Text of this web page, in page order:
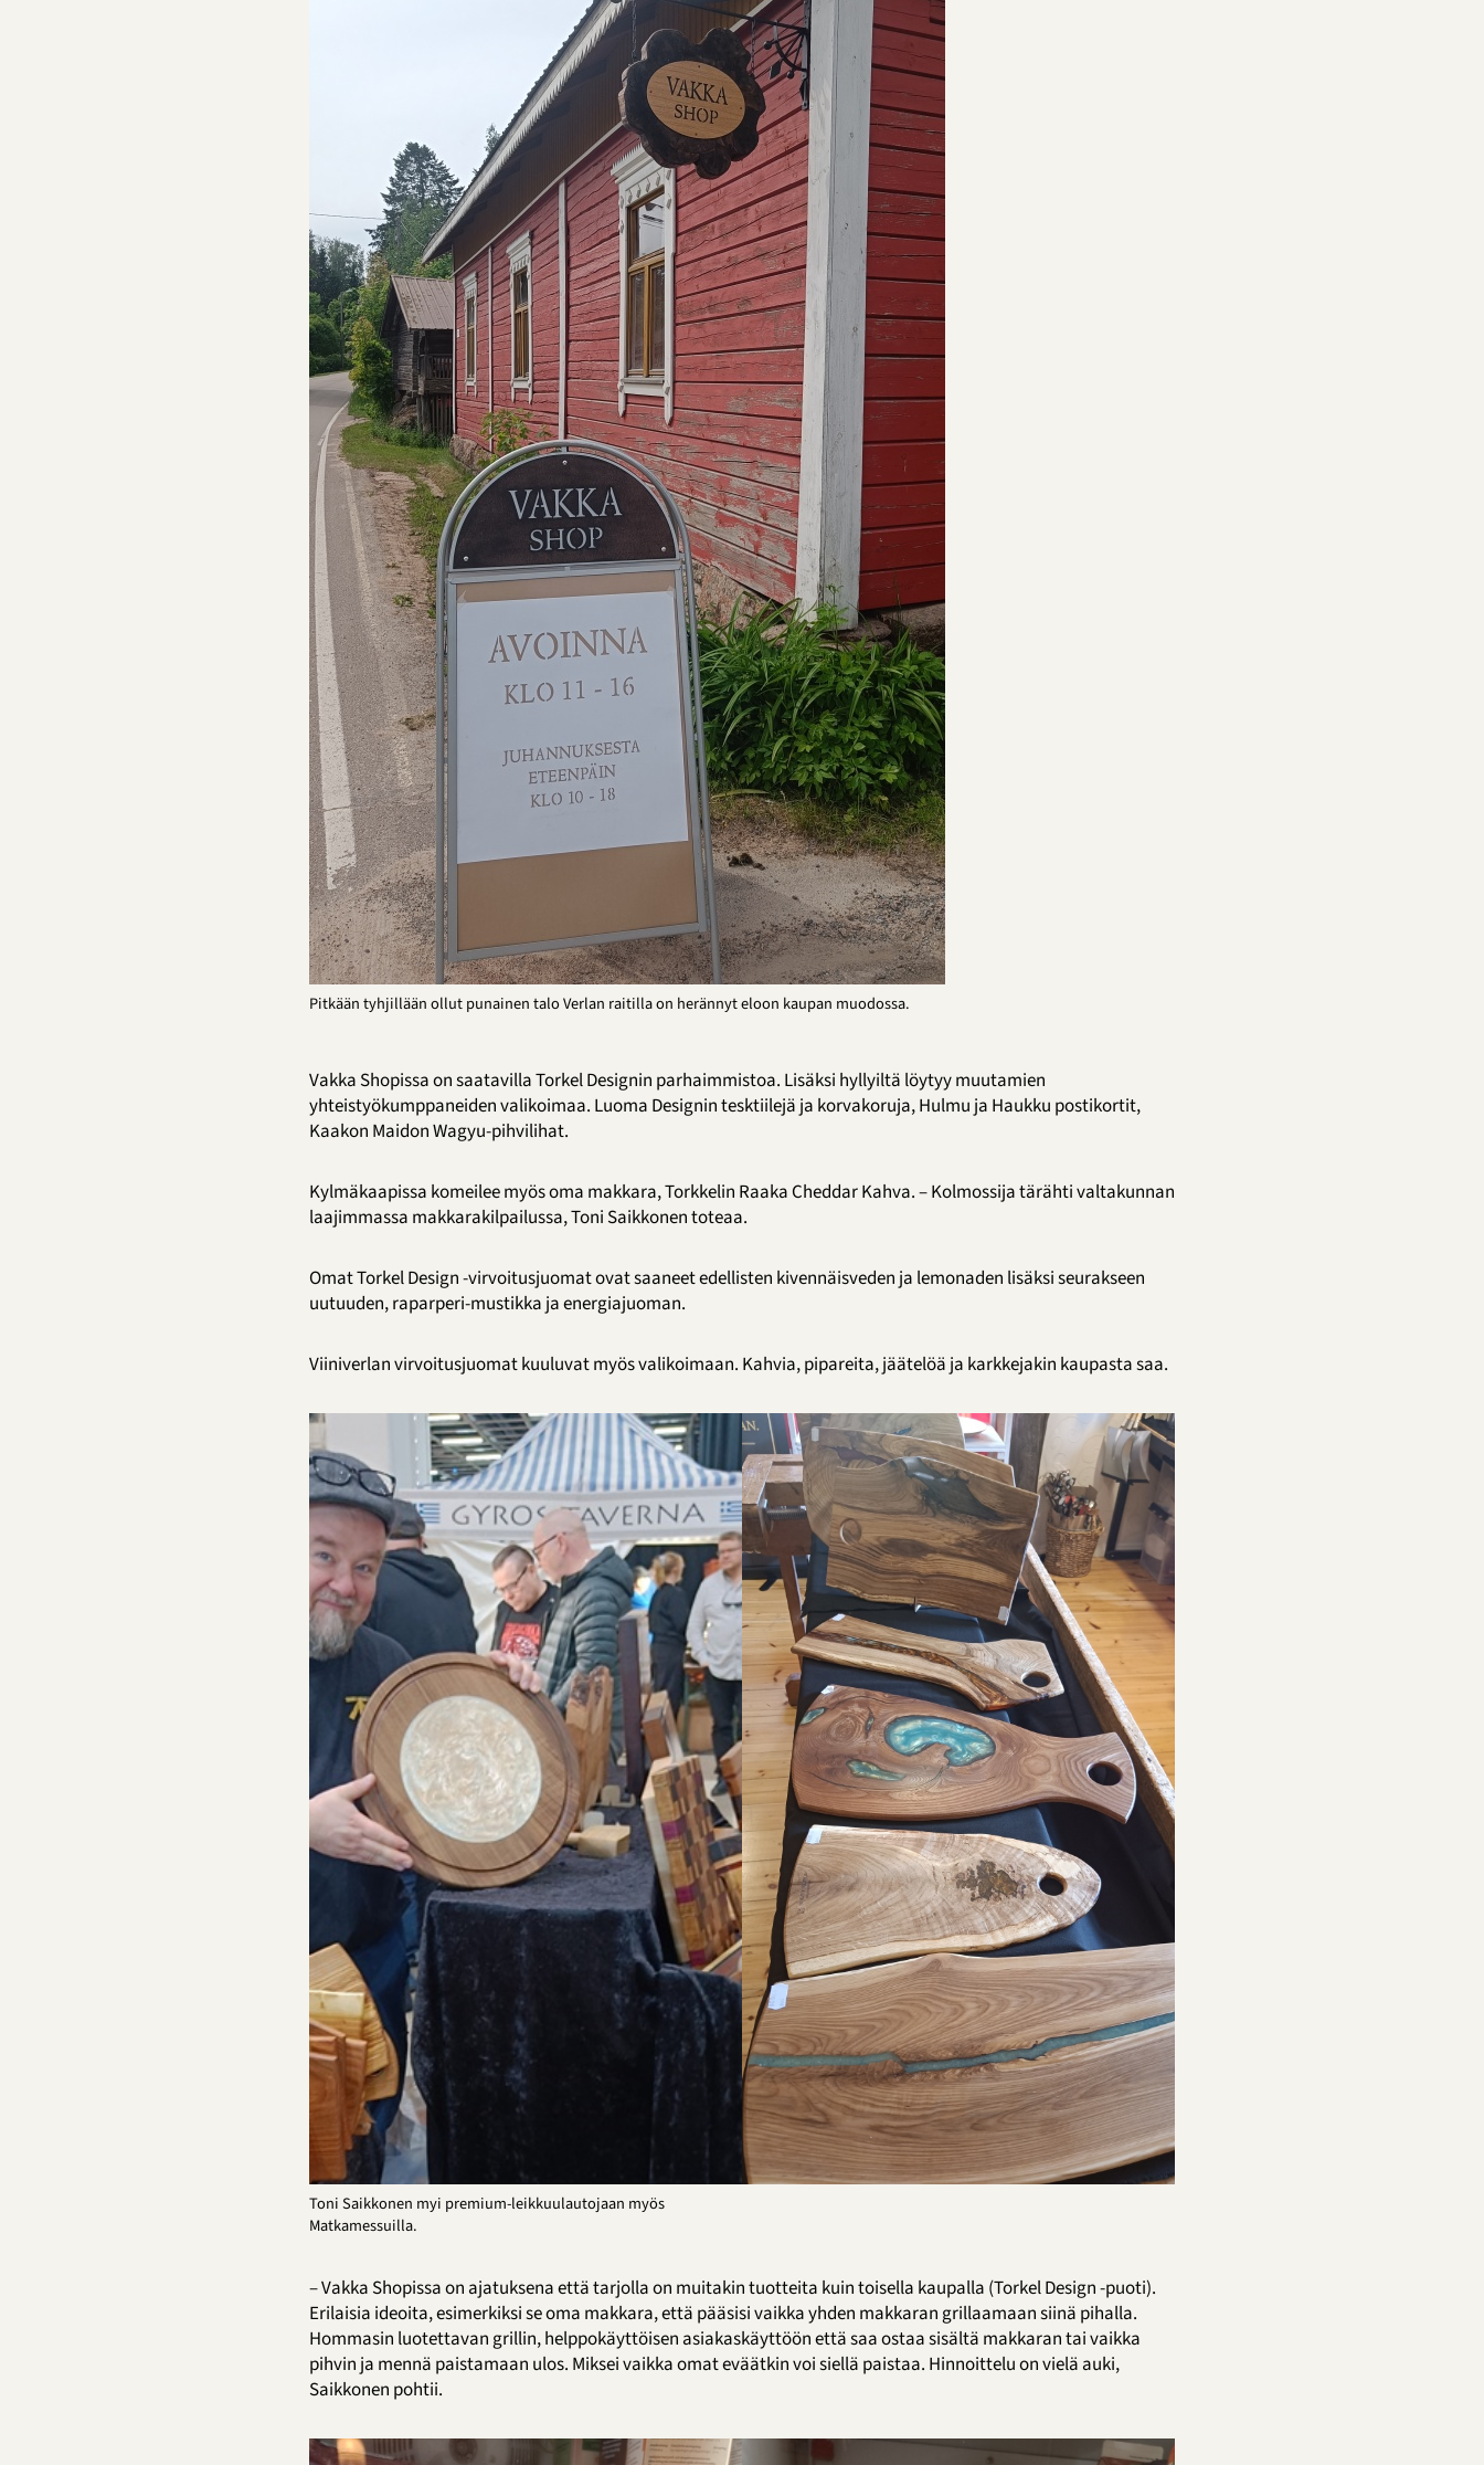
Pitkään tyhjillään ollut punainen talo Verlan raitilla on herännyt eloon kaupan muodossa.
Vakka Shopissa on saatavilla Torkel Designin parhaimmistoa. Lisäksi hyllyiltä löytyy muutamien
yhteistyökumppaneiden valikoimaa. Luoma Designin tesktiilejä ja korvakoruja, Hulmu ja Haukku postikortit,
Kaakon Maidon Wagyu-pihvilihat.
Kylmäkaapissa komeilee myös oma makkara, Torkkelin Raaka Cheddar Kahva. – Kolmossija tärähti valtakunnan
laajimmassa makkarakilpailussa, Toni Saikkonen toteaa.
Omat Torkel Design -virvoitusjuomat ovat saaneet edellisten kivennäisveden ja lemonaden lisäksi seurakseen
uutuuden, raparperi-mustikka ja energiajuoman.
Viiniverlan virvoitusjuomat kuuluvat myös valikoimaan. Kahvia, pipareita, jäätelöä ja karkkejakin kaupasta saa.
Toni Saikkonen myi premium-leikkuulautojaan myös
Matkamessuilla.
– Vakka Shopissa on ajatuksena että tarjolla on muitakin tuotteita kuin toisella kaupalla (Torkel Design -puoti).
Erilaisia ideoita, esimerkiksi se oma makkara, että pääsisi vaikka yhden makkaran grillaamaan siinä pihalla.
Hommasin luotettavan grillin, helppokäyttöisen asiakaskäyttöön että saa ostaa sisältä makkaran tai vaikka
pihvin ja mennä paistamaan ulos. Miksei vaikka omat eväätkin voi siellä paistaa. Hinnoittelu on vielä auki,
Saikkonen pohtii.